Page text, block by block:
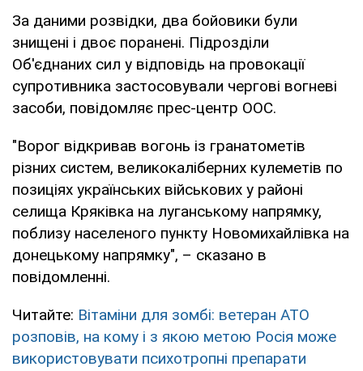
За даними розвідки, два бойовики були
знищені і двоє поранені. Підрозділи
Об'єднаних сил у відповідь на провокації
супротивника застосовували чергові вогневі
засоби, повідомляє прес-центр ООС.
"Ворог відкривав вогонь із гранатометів
різних систем, великокаліберних кулеметів по
позиціях українських військових у районі
селища Кряківка на луганському напрямку,
поблизу населеного пункту Новомихайлівка на
донецькому напрямку", – сказано в
повідомленні.
Читайте: Вітаміни для зомбі: ветеран АТО
розповів, на кому і з якою метою Росія може
використовувати психотропні препарати